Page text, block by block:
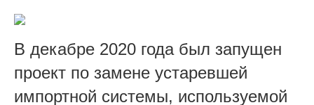
В декабре 2020 года был запущен
проект по замене устаревшей
импортной системы, используемой